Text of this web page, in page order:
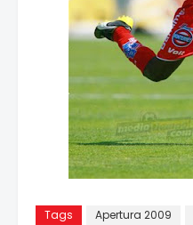
Tags Apertura 2009